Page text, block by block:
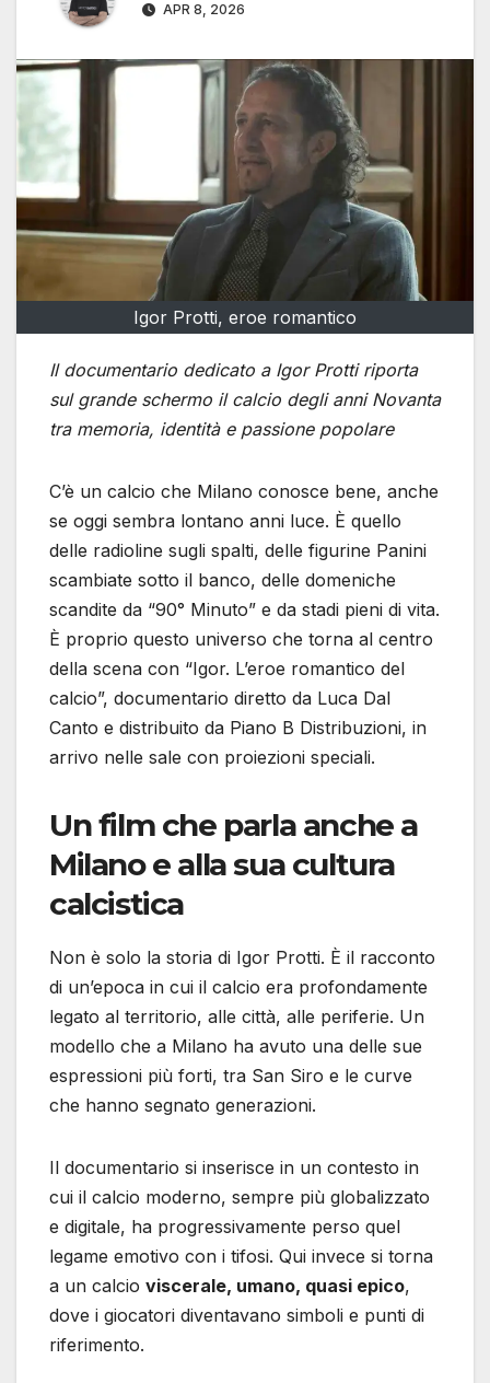
APR 8, 2026
Igor Protti, eroe romantico
Il documentario dedicato a Igor Protti riporta
sul grande schermo il calcio degli anni Novanta
tra memoria, identità e passione popolare
C’è un calcio che Milano conosce bene, anche
se oggi sembra lontano anni luce. È quello
delle radioline sugli spalti, delle figurine Panini
scambiate sotto il banco, delle domeniche
scandite da “90° Minuto” e da stadi pieni di vita.
È proprio questo universo che torna al centro
della scena con “Igor. L’eroe romantico del
calcio”, documentario diretto da Luca Dal
Canto e distribuito da Piano B Distribuzioni, in
arrivo nelle sale con proiezioni speciali.
Un film che parla anche a
Milano e alla sua cultura
calcistica
Non è solo la storia di Igor Protti. È il racconto
di un’epoca in cui il calcio era profondamente
legato al territorio, alle città, alle periferie. Un
modello che a Milano ha avuto una delle sue
espressioni più forti, tra San Siro e le curve
che hanno segnato generazioni.
Il documentario si inserisce in un contesto in
cui il calcio moderno, sempre più globalizzato
e digitale, ha progressivamente perso quel
legame emotivo con i tifosi. Qui invece si torna
a un calcio viscerale, umano, quasi epico,
dove i giocatori diventavano simboli e punti di
riferimento.